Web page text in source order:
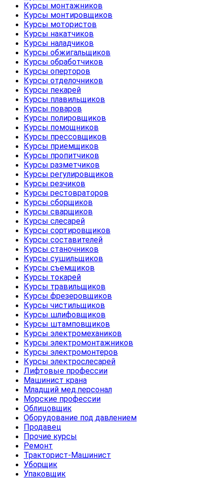
Курсы монтажников
Курсы монтировщиков
Курсы мотористов
Курсы накатчиков
Курсы наладчиков
Курсы обжигальщиков
Курсы обработчиков
Курсы оперторов
Курсы отделочников
Курсы пекарей
Курсы плавильщиков
Курсы поваров
Курсы полировщиков
Курсы помощников
Курсы прессовщиков
Курсы приемщиков
Курсы пропитчиков
Курсы разметчиков
Курсы регулировщиков
Курсы резчиков
Курсы рестовраторов
Курсы сборщиков
Курсы сварщиков
Курсы слесарей
Курсы сортировщиков
Курсы составителей
Курсы станочников
Курсы сушильщиков
Курсы съемщиков
Курсы токарей
Курсы травильщиков
Курсы фрезеровщиков
Курсы чистильщиков
Курсы шлифовщиков
Курсы штамповщиков
Курсы электромехаников
Курсы электромонтажников
Курсы электромонтеров
Курсы электрослесарей
Лифтовые профессии
Машинист крана
Младщий мед.персонал
Морские профессии
Облицовщик
Оборудование под давлением
Продавец
Прочие курсы
Ремонт
Тракторист-Машинист
Уборщик
Упаковщик